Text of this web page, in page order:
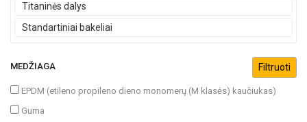
Titaninės dalys
Standartiniai bakeliai
MEDŽIAGA
EPDM (etileno propileno dieno monomerų (M klasės) kaučiukas)
Guma